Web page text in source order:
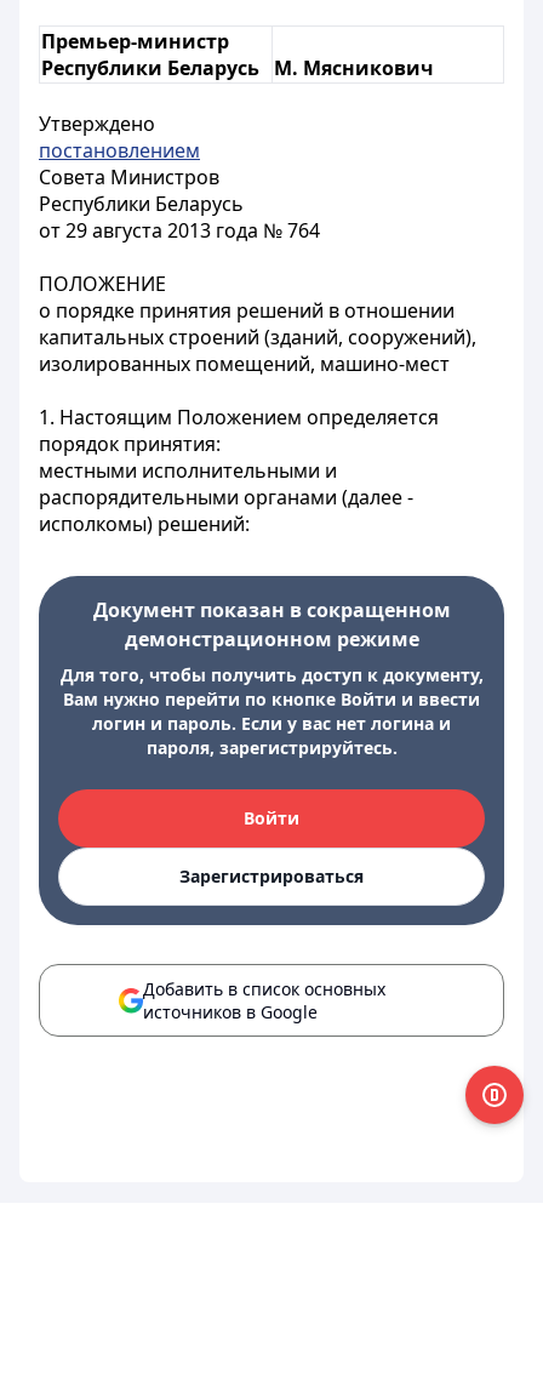
Премьер-министр
Республики Беларусь М. Мясникович
Утверждено
постановлением
Совета Министров
Республики Беларусь
от 29 августа 2013 года № 764
ПОЛОЖЕНИЕ
о порядке принятия решений в отношении
капитальных строений (зданий, сооружений),
изолированных помещений, машино-мест
1. Настоящим Положением определяется
порядок принятия:
местными исполнительными и
распорядительными органами (далее -
исполкомы) решений:
Документ показан в сокращенном
демонстрационном режиме
Для того, чтобы получить доступ к документу,
Вам нужно перейти по кнопке Войти и ввести
логин и пароль. Если у вас нет логина и
пароля, зарегистрируйтесь.
Войти
Зарегистрироваться
Добавить в список основных
источников в Google